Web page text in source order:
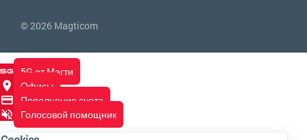
© 2026 Magticom
5G от Магти
Офисы
Пополнение счета
Голосовой помощник